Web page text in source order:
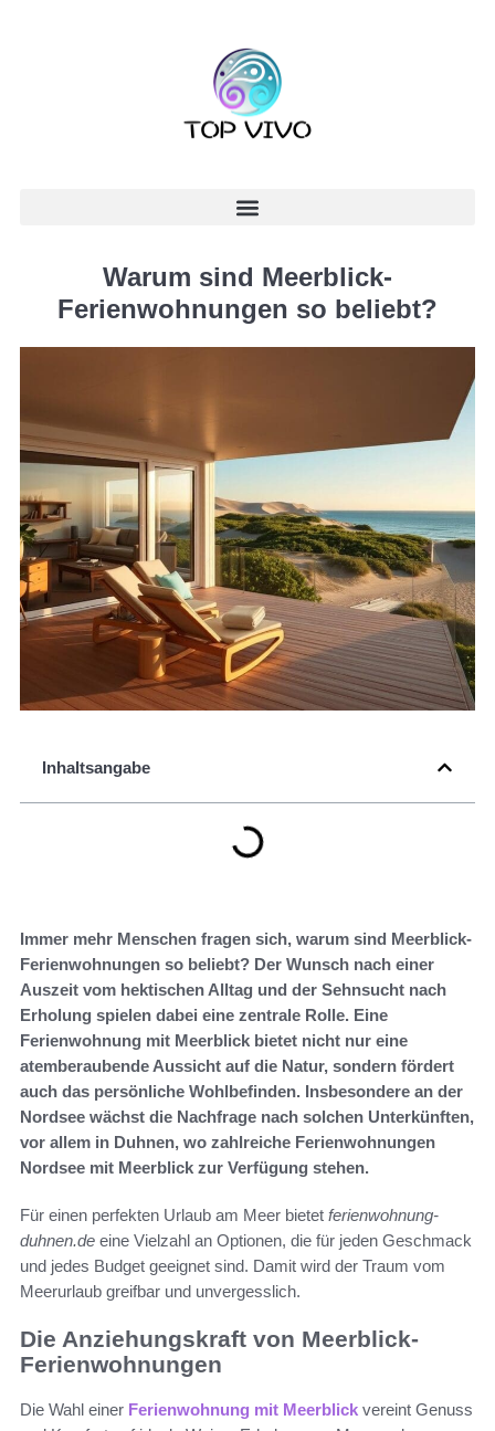
Warum sind Meerblick-
Ferienwohnungen so beliebt?
Inhaltsangabe
Immer mehr Menschen fragen sich, warum sind Meerblick-
Ferienwohnungen so beliebt? Der Wunsch nach einer
Auszeit vom hektischen Alltag und der Sehnsucht nach
Erholung spielen dabei eine zentrale Rolle. Eine
Ferienwohnung mit Meerblick bietet nicht nur eine
atemberaubende Aussicht auf die Natur, sondern fördert
auch das persönliche Wohlbefinden. Insbesondere an der
Nordsee wächst die Nachfrage nach solchen Unterkünften,
vor allem in Duhnen, wo zahlreiche Ferienwohnungen
Nordsee mit Meerblick zur Verfügung stehen.
Für einen perfekten Urlaub am Meer bietet ferienwohnung-
duhnen.de eine Vielzahl an Optionen, die für jeden Geschmack
und jedes Budget geeignet sind. Damit wird der Traum vom
Meerurlaub greifbar und unvergesslich.
Die Anziehungskraft von Meerblick-
Ferienwohnungen
Die Wahl einer Ferienwohnung mit Meerblick vereint Genuss